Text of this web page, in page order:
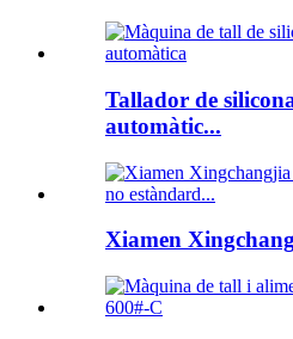
Tallador de
automàtic...
Xiamen